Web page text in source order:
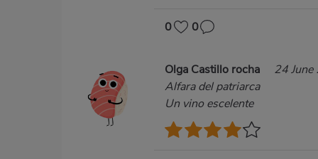
0 0
Olga Castillo rocha
24
Alfara del patriarca
Un vino escelente